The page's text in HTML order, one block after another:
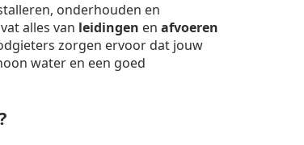
onderhouden en
alles van leidingen en afvoeren
zorgen ervoor dat jouw
water en een goed